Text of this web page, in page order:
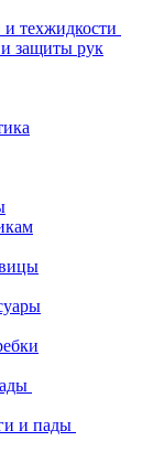
техжидкости
защиты рук
и пады